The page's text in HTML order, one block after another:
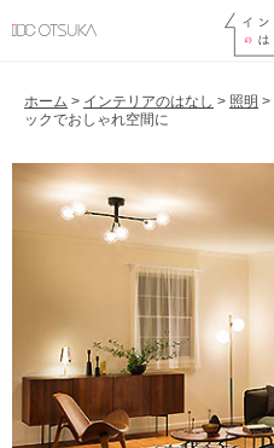
ホーム > インテリアのはなし > 照明 >
ックでおしゃれ空間に